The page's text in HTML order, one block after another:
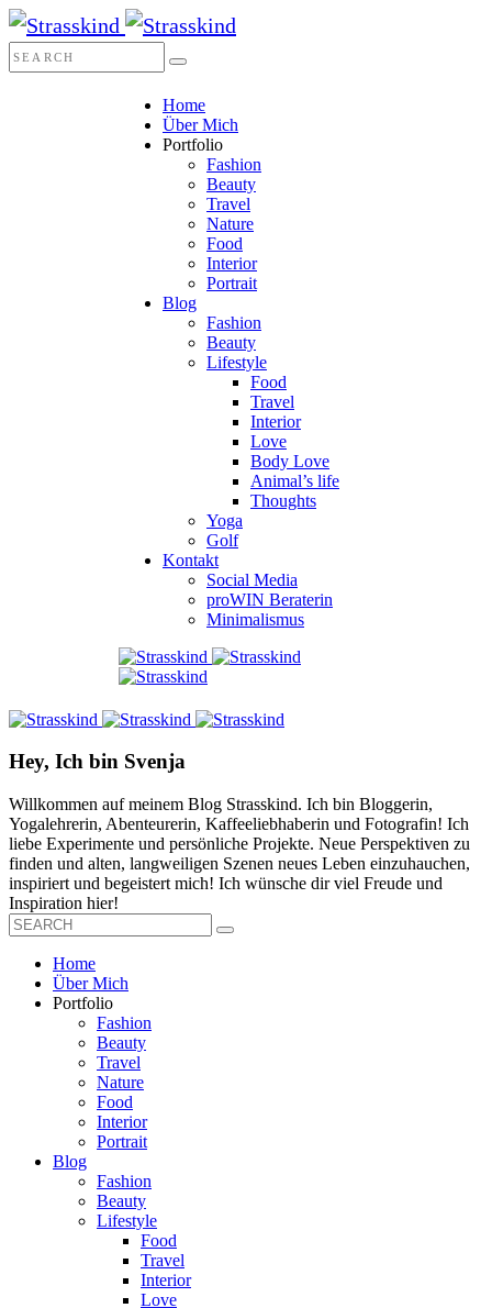
Home
Über Mich
Portfolio
Fashion
Beauty
Travel
Nature
Food
Interior
Portrait
Blog
Fashion
Beauty
Lifestyle
Food
Travel
Interior
Love
Body Love
Animal’s life
Thoughts
Yoga
Golf
Kontakt
Social Media
proWIN Beraterin
Minimalismus
Hey, Ich bin Svenja
Willkommen auf meinem Blog Strasskind. Ich bin Bloggerin,
Yogalehrerin, Abenteurerin, Kaffeeliebhaberin und Fotografin! Ich
liebe Experimente und persönliche Projekte. Neue Perspektiven zu
finden und alten, langweiligen Szenen neues Leben einzuhauchen,
inspiriert und begeistert mich! Ich wünsche dir viel Freude und
Inspiration hier!
Home
Über Mich
Portfolio
Fashion
Beauty
Travel
Nature
Food
Interior
Portrait
Blog
Fashion
Beauty
Lifestyle
Food
Travel
Interior
Love